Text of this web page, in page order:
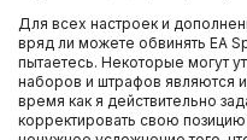
Для всех настроек и
вряд ли можете обвинять EA
пытаетесь. Некоторые могут
наборов и штрафов являются
время как я действительно
корректировать свою